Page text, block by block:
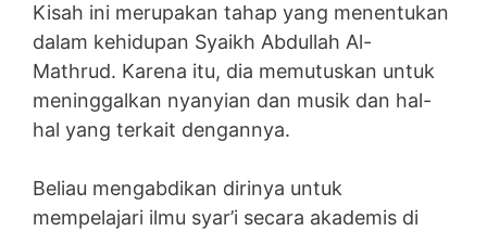
Kisah ini merupakan tahap yang menentukan
dalam kehidupan Syaikh Abdullah Al-
Mathrud. Karena itu, dia memutuskan untuk
meninggalkan nyanyian dan musik dan hal-
hal yang terkait dengannya.
Beliau mengabdikan dirinya untuk
mempelajari ilmu syar’i secara akademis di